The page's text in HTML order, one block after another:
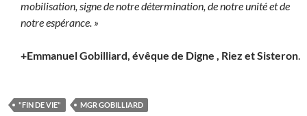
mobilisation, signe de notre détermination, de notre unité et de
notre espérance. »
+Emmanuel Gobilliard, évêque de Digne , Riez et Sisteron.
"FIN DE VIE" MGR GOBILLIARD